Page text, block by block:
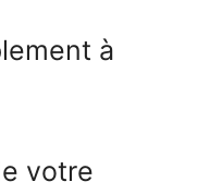
à
votre